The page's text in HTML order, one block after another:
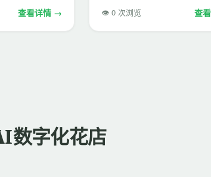
查看详情 → 👁 0 次浏览 查
数字化花店